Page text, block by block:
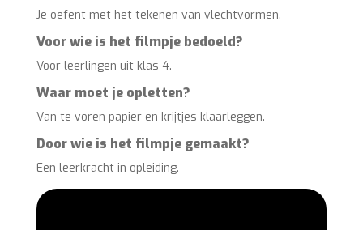
Je oefent met het tekenen van vlechtvormen.
Voor wie is het filmpje bedoeld?
Voor leerlingen uit klas 4.
Waar moet je opletten?
Van te voren papier en krijtjes klaarleggen.
Door wie is het filmpje gemaakt?
Een leerkracht in opleiding.